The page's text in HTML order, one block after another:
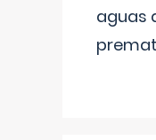
aguas